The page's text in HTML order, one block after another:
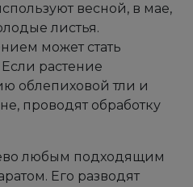
весной, в мае,
листья.
может стать
растение
облепиховой тли и
проводят обработку
любым подходящим
Его разводят